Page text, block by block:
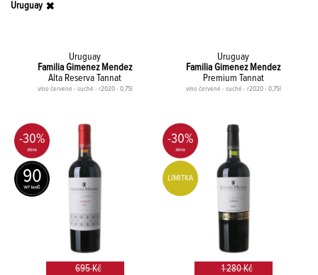
Uruguay
Uruguay
Familia Gimenez Mendez
Alta Reserva Tannat
víno červené - suché - r2020 - 0,75l
-30%
90
695 Kč
Uruguay
Familia Gimenez Mendez
Premium Tannat
víno červené - suché - r2020 - 0,75l
-30%
LIMITKA
1 280 Kč